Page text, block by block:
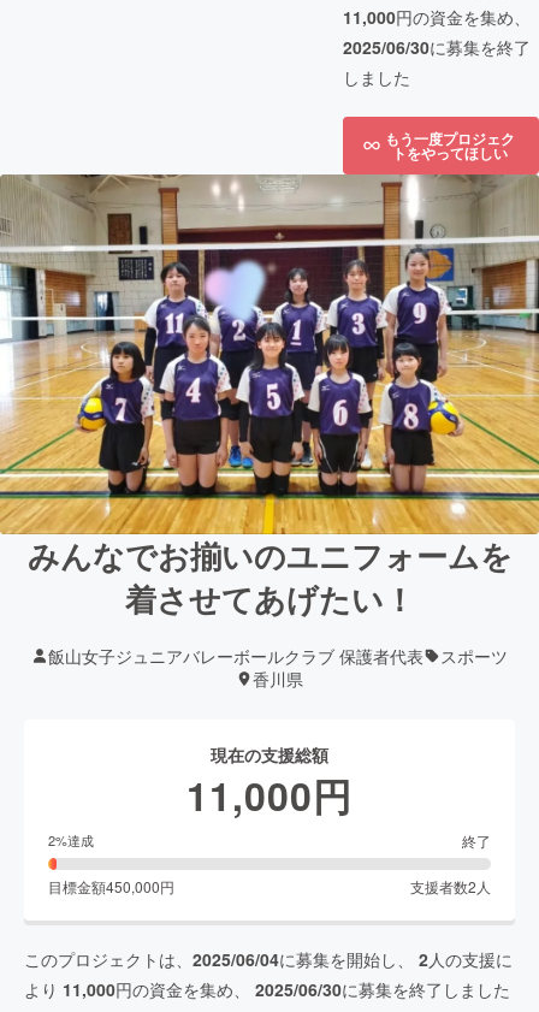
11,000円の資金を集め、
2025/06/30に募集を終了
しました
もう一度プロジェク
トをやってほしい
みんなでお揃いのユニフォームを
着させてあげたい！
飯山女子ジュニアバレーボールクラブ 保護者代表
スポーツ
香川県
現在の支援総額
11,000円
2%達成 終了
目標金額450,000円 支援者数2 人
このプロジェクトは、 2025/06/04に募集を開始し、 2人の支援に
より 11,000円の資金を集め、 2025/06/30に募集を終了しました